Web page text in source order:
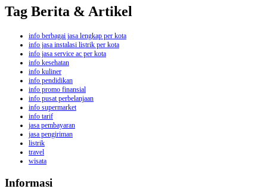
Tag Berita & Artikel
info berbagai jasa lengkap per kota
info jasa instalasi listrik per kota
info jasa service ac per kota
info kesehatan
info kuliner
info pendidikan
info promo finansial
info pusat perbelanjaan
info supermarket
info tarif
jasa pembayaran
jasa pengiriman
listrik
travel
wisata
Informasi